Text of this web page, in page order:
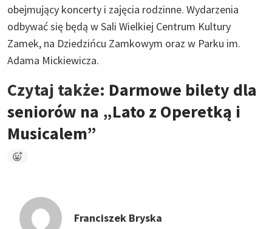
obejmujący koncerty i zajęcia rodzinne. Wydarzenia
odbywać się będą w Sali Wielkiej Centrum Kultury
Zamek, na Dziedzińcu Zamkowym oraz w Parku im.
Adama Mickiewicza.
Czytaj także: Darmowe bilety dla
seniorów na „Lato z Operetką i
Musicalem”
Franciszek Bryska